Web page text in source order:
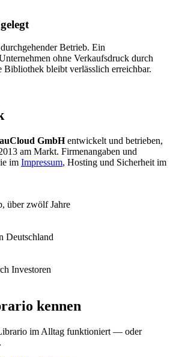
Betrieb. Ein
ohne Verkaufsdruck durch
bleibt verlässlich erreichbar.
GmbHentwickelt und betrieben,
am Markt. Firmenangaben und
im Impressum, Hosting und Sicherheit im
über zwölf Jahre
Deutschland
Investoren
kennen
im Alltag funktioniert — oder